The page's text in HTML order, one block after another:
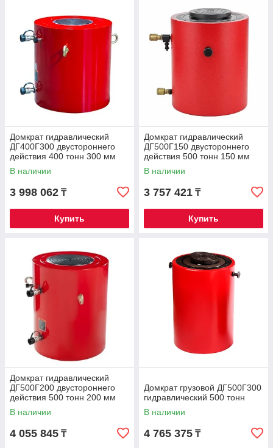
Домкрат гидравлический
ДГ400Г300 двустороннего
действия 400 тонн 300 мм
В наличии
3 998 062 ₸
Купить
Домкрат гидравлический
ДГ500Г150 двустороннего
действия 500 тонн 150 мм
В наличии
3 757 421 ₸
Купить
Домкрат гидравлический
ДГ500Г200 двустороннего
действия 500 тонн 200 мм
В наличии
4 055 845 ₸
Домкрат грузовой ДГ500Г300
гидравлический 500 тонн
В наличии
4 765 375 ₸